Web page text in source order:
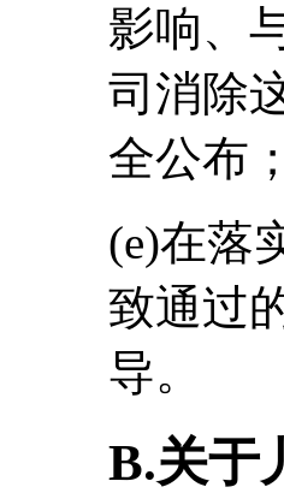
影响、
司消除
全公布；
(e)在落
致通过
导。
B.关于